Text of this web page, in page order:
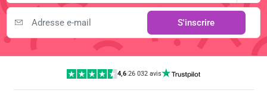
S'inscrire
4,6|26 032 avis